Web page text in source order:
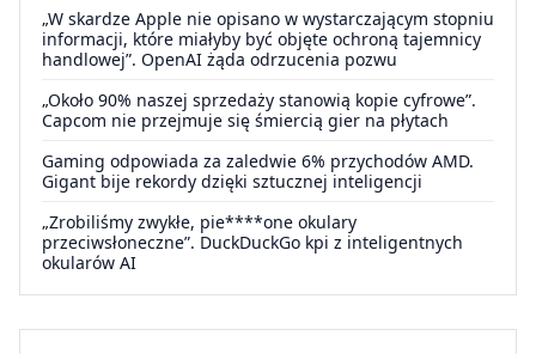
„W skardze Apple nie opisano w wystarczającym stopniu
informacji, które miałyby być objęte ochroną tajemnicy
handlowej”. OpenAI żąda odrzucenia pozwu
„Około 90% naszej sprzedaży stanowią kopie cyfrowe”.
Capcom nie przejmuje się śmiercią gier na płytach
Gaming odpowiada za zaledwie 6% przychodów AMD.
Gigant bije rekordy dzięki sztucznej inteligencji
„Zrobiliśmy zwykłe, pie****one okulary
przeciwsłoneczne”. DuckDuckGo kpi z inteligentnych
okularów AI